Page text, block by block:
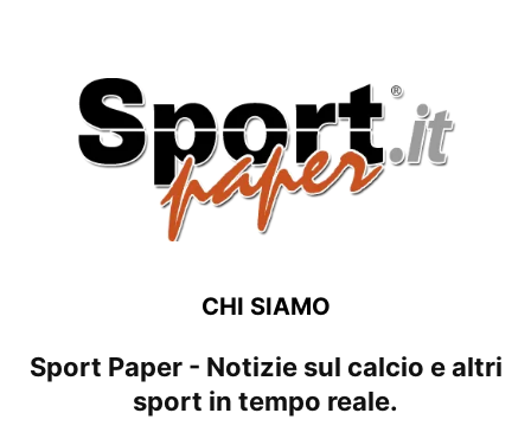
CHI SIAMO
Sport Paper - Notizie sul calcio e altri
sport in tempo reale.